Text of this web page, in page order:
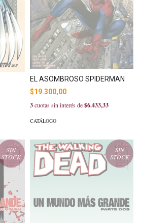
EL ASOMBROSO SPIDERMAN
$19.300,00
3cuotas sin interés de$6.433,33
CATÁLOGO
SIN
STOCK
SIN
STOCK